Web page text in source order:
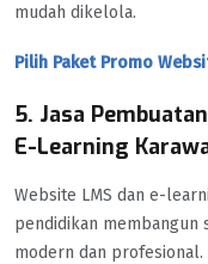
mudah dikelola.
Pilih Paket Promo
5. Jasa
E-Learning
Website LMS dan e-
pendidikan
modern dan profesional.